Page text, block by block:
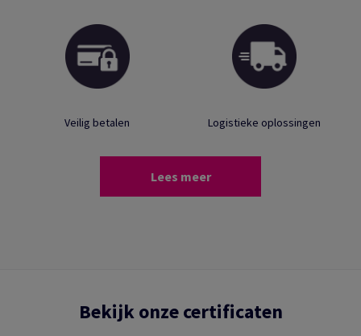
Veilig betalen Logistieke oplossingen
Lees meer
Bekijk onze certificaten